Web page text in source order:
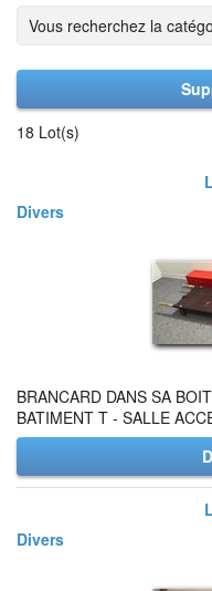
Vous recherchez la
18 Lot(s)
Divers
BRANCARD DANS SA
BATIMENT T - SALLE
Divers